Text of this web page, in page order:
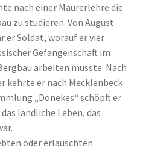
nach einer Maurerlehre die
zu studieren. Von August
er Soldat, worauf er vier
Gefangenschaft im
arbeiten musste. Nach
er nach Mecklenbeck
„Dönekes“ schöpft er
ländliche Leben, das
oder erlauschten